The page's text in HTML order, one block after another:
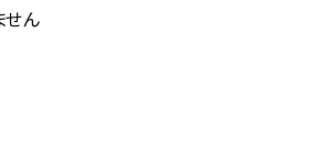
せん